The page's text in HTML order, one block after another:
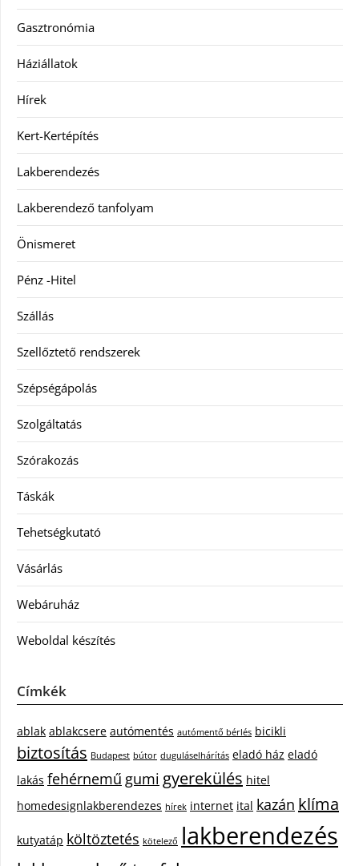
Gasztronómia
Háziállatok
Hírek
Kert-Kertépítés
Lakberendezés
Lakberendező tanfolyam
Önismeret
Pénz -Hitel
Szállás
Szellőztető rendszerek
Szépségápolás
Szolgáltatás
Szórakozás
Táskák
Tehetségkutató
Vásárlás
Webáruház
Weboldal készítés
Címkék
ablak ablakcsere autómentés autómentő bérlés bicikli
biztosítás Budapest bútor duguláselhárítás eladó ház eladó
lakás fehérnemű gumi gyerekülés hitel
homedesignlakberendezes hírek internet ital kazán klíma
kutyatáp költöztetés kötelező lakberendezés